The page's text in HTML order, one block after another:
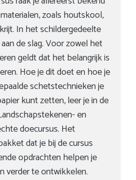
zoals houtskool,
In het schildergedeelte
de slag. Voor zowel het
geldt dat het belangrijk is
Hoe je dit doet en hoe je
schetstechnieken je
kunt zetten, leer je in de
en
doecursus. Het
dat je bij de cursus
opdrachten helpen je
verder te ontwikkelen.